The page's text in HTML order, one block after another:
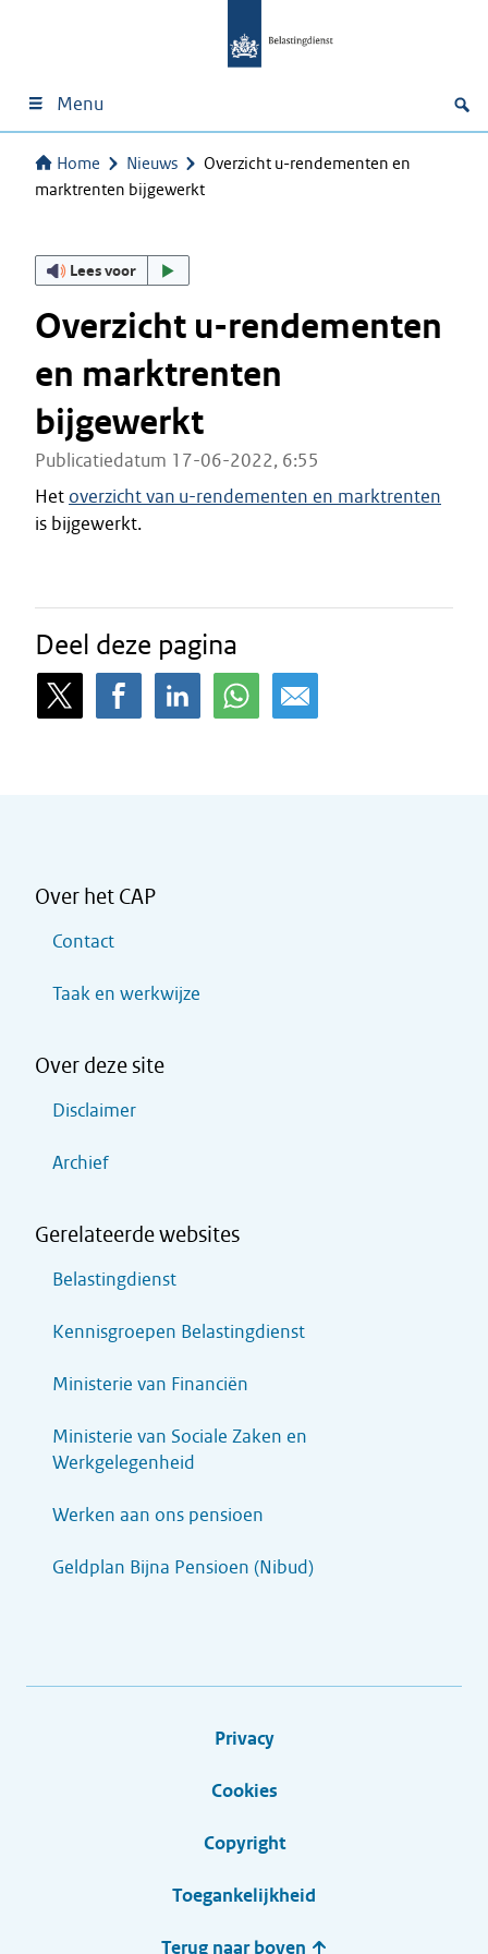
Menu
Home Nieuws
Overzicht u-rendementen en
marktrenten bijgewerkt
Lees voor
Overzicht u-rendementen
en marktrenten
bijgewerkt
Publicatiedatum 17-06-2022, 6:55
Het overzicht van u-rendementen en marktrenten
is bijgewerkt.
Deel deze pagina
Over het CAP
Contact
Taak en werkwijze
Over deze site
Disclaimer
Archief
Gerelateerde websites
Belastingdienst
Kennisgroepen Belastingdienst
Ministerie van Financiën
Ministerie van Sociale Zaken en
Werkgelegenheid
Werken aan ons pensioen
Geldplan Bijna Pensioen (Nibud)
Privacy
Cookies
Copyright
Toegankelijkheid
Terug naar boven